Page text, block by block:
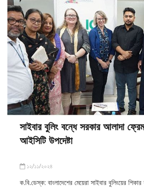
সাইবার বুলিং বন্ধে সরকার আলাদা
আইসিটি উপদেষ্টা
১২/১১/২০২৪
ক.বি.ডেস্ক: বাংলাদেশের মেয়েরা সাইবার বুলিংয়ের